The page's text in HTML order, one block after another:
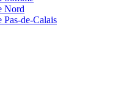
Nord
Pas-de-Calais